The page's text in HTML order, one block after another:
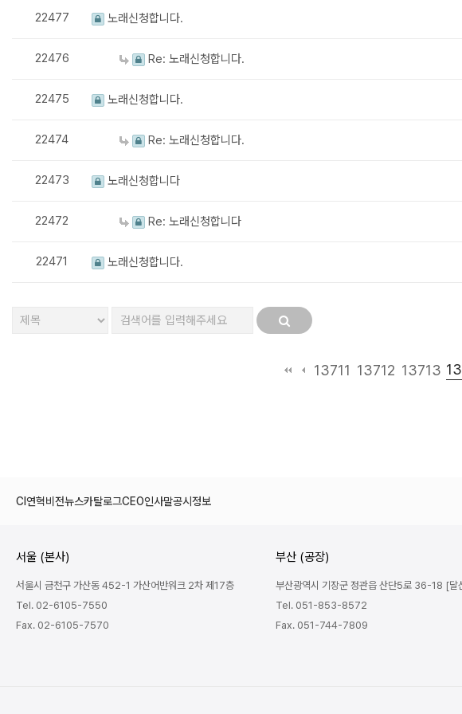
22477 노래신청합니다.
22476 Re: 노래신청합니다.
22475 노래신청합니다.
22474 Re: 노래신청합니다.
22473 노래신청합니다
22472 Re: 노래신청합니다
22471 노래신청합니다.
13711 13712 13713
다음맨끝
CI 연혁비전뉴스카탈로그CEO인사말공시정보
서울 (본사)
서울시 금천구 가산동 452-1 가산어반워크 2차 제17층
Tel. 02-6105-7550
Fax. 02-6105-7570
부산 (공장)
부산광역시 기장군 정관읍 산단5로 36-18 [
Tel. 051-853-8572
Fax. 051-744-7809